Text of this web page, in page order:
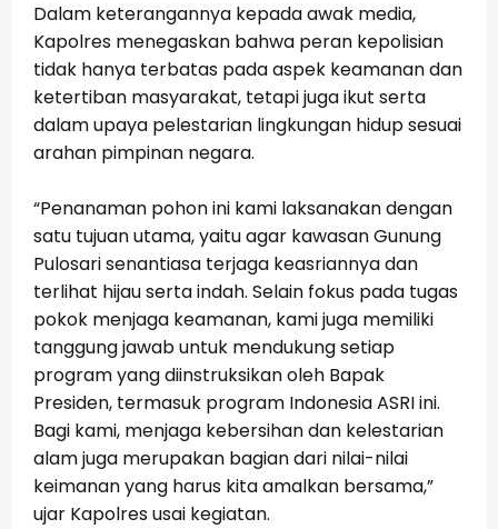
Dalam keterangannya kepada awak media,
Kapolres menegaskan bahwa peran kepolisian
tidak hanya terbatas pada aspek keamanan dan
ketertiban masyarakat, tetapi juga ikut serta
dalam upaya pelestarian lingkungan hidup sesuai
arahan pimpinan negara.
“Penanaman pohon ini kami laksanakan dengan
satu tujuan utama, yaitu agar kawasan Gunung
Pulosari senantiasa terjaga keasriannya dan
terlihat hijau serta indah. Selain fokus pada tugas
pokok menjaga keamanan, kami juga memiliki
tanggung jawab untuk mendukung setiap
program yang diinstruksikan oleh Bapak
Presiden, termasuk program Indonesia ASRI ini.
Bagi kami, menjaga kebersihan dan kelestarian
alam juga merupakan bagian dari nilai-nilai
keimanan yang harus kita amalkan bersama,”
ujar Kapolres usai kegiatan.